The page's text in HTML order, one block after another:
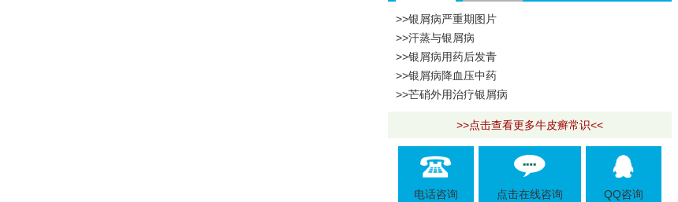
>>银屑病严重期图片
>>汗蒸与银屑病
>>银屑病用药后发青
>>银屑病降血压中药
>>芒硝外用治疗银屑病
>>点击查看更多牛皮癣常识<<
电话咨询 点击在线咨询 QQ咨询